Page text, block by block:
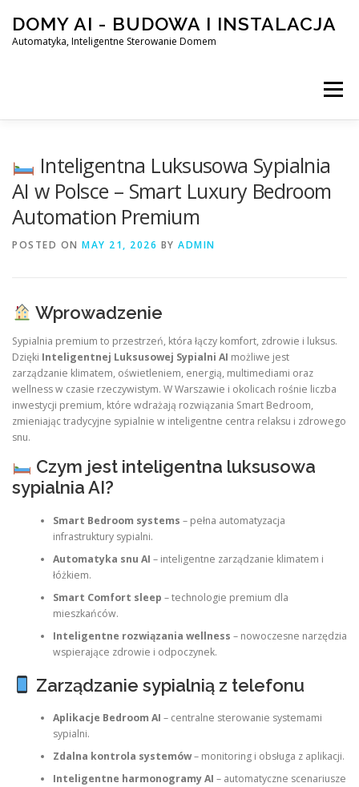
content
DOMY AI - BUDOWA I INSTALACJA
Automatyka, Inteligentne Sterowanie Domem
Menu
SMART DOM AI – AUTOMATYKA, INTELIGENTNE
Inteligentna Luksusowa Sypialnia
AI w Polsce – Smart Luxury Bedroom
Automation Premium
POSTED ON MAY 21, 2026 BY ADMIN
Wprowadzenie
Sypialnia premium to przestrzeń, która łączy komfort, zdrowie i luksus.
Dzięki Inteligentnej Luksusowej Sypialni AI możliwe jest
zarządzanie klimatem, oświetleniem, energią, multimediami oraz
wellness w czasie rzeczywistym. W Warszawie i okolicach rośnie liczba
inwestycji premium, które wdrażają rozwiązania Smart Bedroom,
zmieniając tradycyjne sypialnie w inteligentne centra relaksu i zdrowego
snu.
Czym jest inteligentna luksusowa
sypialnia AI?
Smart Bedroom systems – pełna automatyzacja
infrastruktury sypialni.
Automatyka snu AI – inteligentne zarządzanie klimatem i
łóżkiem.
Smart Comfort sleep – technologie premium dla
mieszkańców.
Inteligentne rozwiązania wellness – nowoczesne narzędzia
wspierające zdrowie i odpoczynek.
Zarządzanie sypialnią z telefonu
Aplikacje Bedroom AI – centralne sterowanie systemami
sypialni.
Zdalna kontrola systemów– monitoring i obsługa z aplikacji.
Inteligentne harmonogramy AI – automatyczne scenariusze